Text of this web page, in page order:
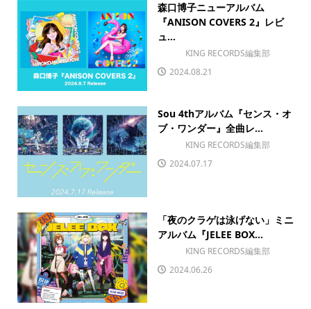
森口博子ニューアルバム
『ANISON COVERS 2』レビ
ュ...
KING RECORDS編集部
2024.08.21
Sou 4thアルバム『センス・オ
ブ・ワンダー』全曲レ...
KING RECORDS編集部
2024.07.17
「夜のクラゲは泳げない」ミニ
アルバム『JELEE BOX...
KING RECORDS編集部
2024.06.26